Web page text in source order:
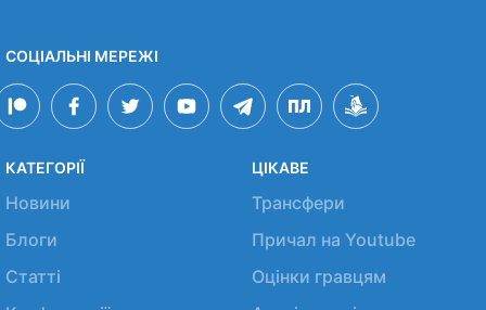
СОЦІАЛЬНІ МЕРЕЖІ
КАТЕГОРІЇ
Новини
Блоги
Статті
ЦІКАВЕ
Трансфери
Причал на Youtube
Оцінки гравцям